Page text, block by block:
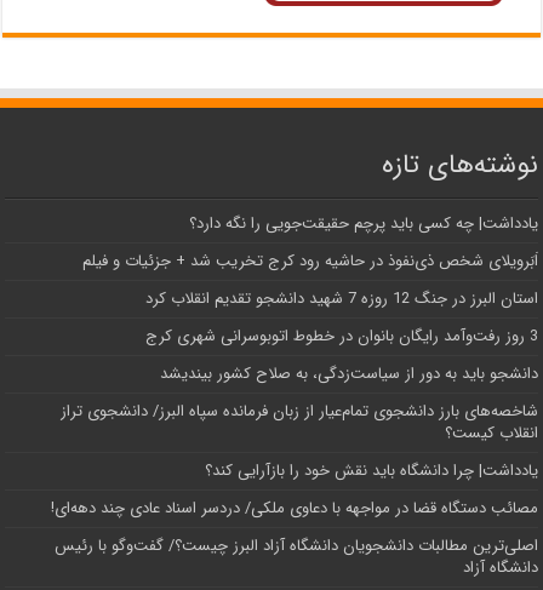
نوشته‌های تازه
یادداشت| ‌چه کسی باید پرچم حقیقت‌جویی را نگه دارد؟
اَبَر‌ویلای شخص ذی‌نفوذ در حاشیه‌ رود کرج تخریب شد + جزئیات و فیلم
استان البرز در جنگ 12 روزه 7 شهید دانشجو تقدیم انقلاب کرد
3 روز رفت‌وآمد رایگان بانوان در خطوط اتوبوسرانی شهری کرج
دانشجو باید به دور از سیاست‌زدگی، به صلاح کشور بیندیشد
شاخصه‌های بارز دانشجوی تمام‌عیار از زبان فرمانده سپاه البرز/ دانشجوی تراز
انقلاب کیست؟
یادداشت| چرا دانشگاه باید نقش خود را بازآرایی کند؟
مصائب دستگاه قضا در مواجهه با دعاوی ملکی/ دردسر اسناد عادی چند‌ دهه‌ای!
اصلی‌ترین مطالبات دانشجویان دانشگاه آزاد البرز چیست؟/ گفت‌وگو با رئیس
دانشگاه آز‌اد